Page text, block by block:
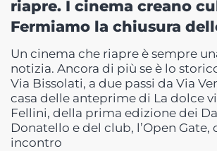
riapre. I cinema creano
Fermiamo la chiusura
Un cinema che riapre è sempre
notizia. Ancora di più se è lo
Via Bissolati, a due passi da Via
casa delle anteprime di La dolce
Fellini, della prima edizione dei
Donatello e del club, l’Open Gate,
incontro